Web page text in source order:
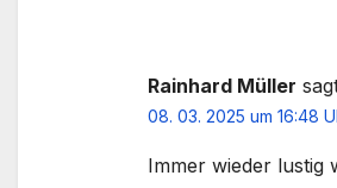
Rainhard Müller
08. 03. 2025 um 16:48
Immer wieder lustig